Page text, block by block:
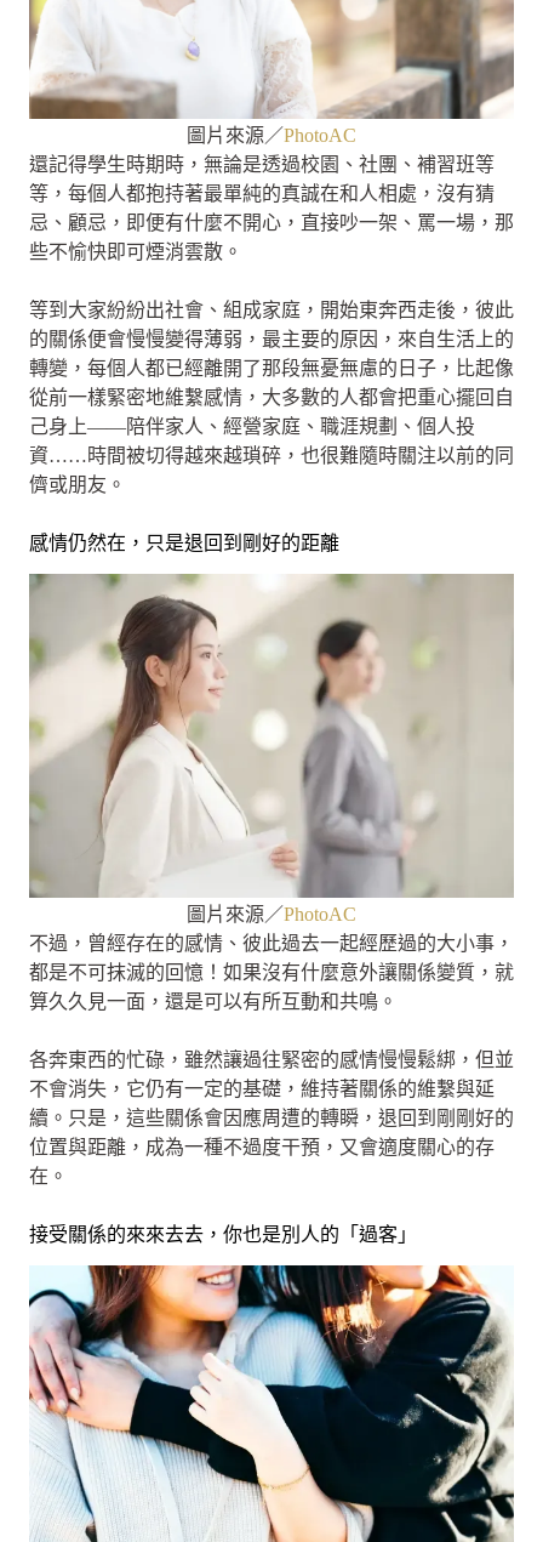
圖片來源／PhotoAC
還記得學生時期時，無論是透過校園、社團、補習班等
等，每個人都抱持著最單純的真誠在和人相處，沒有猜
忌、顧忌，即便有什麼不開心，直接吵一架、罵一場，那
些不愉快即可煙消雲散。
等到大家紛紛出社會、組成家庭，開始東奔西走後，彼此
的關係便會慢慢變得薄弱，最主要的原因，來自生活上的
轉變，每個人都已經離開了那段無憂無慮的日子，比起像
從前一樣緊密地維繫感情，大多數的人都會把重心擺回自
己身上——陪伴家人、經營家庭、職涯規劃、個人投
資……時間被切得越來越瑣碎，也很難隨時關注以前的同
儕或朋友。
感情仍然在，只是退回到剛好的距離
圖片來源／PhotoAC
不過，曾經存在的感情、彼此過去一起經歷過的大小事，
都是不可抹滅的回憶！如果沒有什麼意外讓關係變質，就
算久久見一面，還是可以有所互動和共鳴。
各奔東西的忙碌，雖然讓過往緊密的感情慢慢鬆綁，但並
不會消失，它仍有一定的基礎，維持著關係的維繫與延
續。只是，這些關係會因應周遭的轉瞬，退回到剛剛好的
位置與距離，成為一種不過度干預，又會適度關心的存
在。
接受關係的來來去去，你也是別人的「過客」